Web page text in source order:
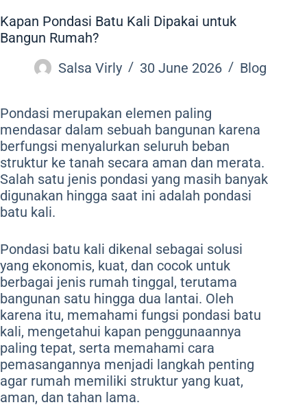
Kapan Pondasi Batu Kali Dipakai untuk
Bangun Rumah?
Salsa Virly
30 June 2026 Blog
Pondasi merupakan elemen paling
mendasar dalam sebuah bangunan karena
berfungsi menyalurkan seluruh beban
struktur ke tanah secara aman dan merata.
Salah satu jenis pondasi yang masih banyak
digunakan hingga saat ini adalah pondasi
batu kali.
Pondasi batu kali dikenal sebagai solusi
yang ekonomis, kuat, dan cocok untuk
berbagai jenis rumah tinggal, terutama
bangunan satu hingga dua lantai. Oleh
karena itu, memahami fungsi pondasi batu
kali, mengetahui kapan penggunaannya
paling tepat, serta memahami cara
pemasangannya menjadi langkah penting
agar rumah memiliki struktur yang kuat,
aman, dan tahan lama.